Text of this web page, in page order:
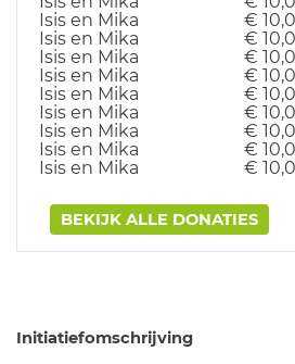
Isis en Mika
€
Isis en Mika
€
Isis en Mika
€
Isis en Mika
€
Isis en Mika
€
Isis en Mika
€
Isis en Mika
€
Isis en Mika
€
Isis en Mika
€
BEKIJK ALLE DONATIES
Initiatiefomschrijving